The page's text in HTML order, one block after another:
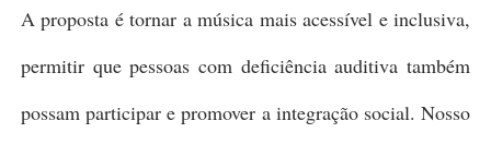
A proposta é tornar a música mais acessível e inclusiva,
permitir que pessoas com deficiência auditiva também
possam participar e promover a integração social. Nosso